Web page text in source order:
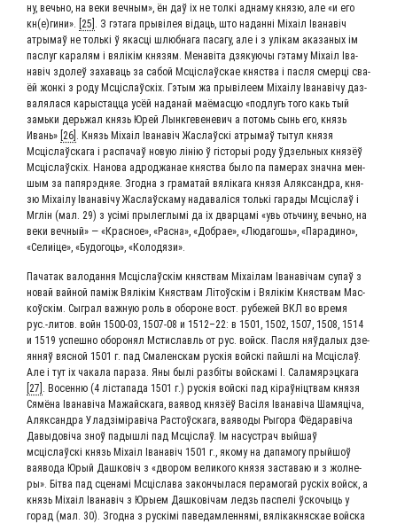
ну, вечь­но, на веки веч­ным», ён даў іх не тол­кі адна­му кня­зю, але «и его
кн(е)гини». [25] . З гэта­га пры­вілея віда­ць, што надан­ні Міхаіл Іва­навіч
атры­маў не толь­кі ў якас­ці шлюб­на­га паса­гу, але і з улі­кам ака­за­ных ім
пас­луг кара­лям і вялікім кня­зям. Менавіта дзя­ку­ю­чы гэта­му Міхаіл Іва­
навіч здо­леў заха­ва­ць за сабой Мсціслаўс­кае княст­ва і пас­ля смер­ці сва­
ёй жон­кі з роду Мсціслаўскіх. Гэтым жа пры­віле­ем Міхаі­лу Іва­наві­чу даз­
ва­ля­ла­ся кары­стац­ца усёй нада­най маё­мас­цю «под­лу­гь того какь тый
замь­ки дерь­жал князь Юрей Лынк­ге­ве­не­вич а потомь сынь его, князь
Ивань» [26] . Князь Міхаіл Іва­навіч Жаслаўскі атры­маў тытул кня­зя
Мсціслаўска­га і рас­па­чаў новую лінію ў гісто­рыі роду ўдзель­ных кня­зёў
Мсціслаўскіх. Нано­ва адрод­жа­нае княст­ва было па паме­рах знач­на мен­
шым за папяр­эд­няе. Згод­на з гра­ма­тай вяліка­га кня­зя Аляк­сандра, кня­
зю Міхаі­лу Іва­наві­чу Жаслаўс­ка­му нада­валі­ся толь­кі гара­ды Мсціслаў і
Мглін (мал. 29) з усі­мі пры­лег­лы­мі да іх двар­ца­мі «увь оть­чи­ну, вечь­но, на
веки веч­ный» — «Крас­ное», «Рас­на», «Добрае», «Люда­гошь», «Пара­ди­но»,
«Селиі­це», «Будо­го­ць», «Коло­дя­зи».
Пач­а­так вало­дан­ня Мсціслаўскім княст­вам Міхаі­лам Іва­наві­чам супаў з
новай вай­ной паміж Вялікім Княст­вам Літоўскім і Вялікім Княст­вам Мас­
коўскім. Сыг­рал важ­ную роль в обо­ро­не вост. ру­бе­жей ВКЛ во вре­мя
рус.-ли­тов. войн 1500-03, 1507-08 и 1512–22: в 1501, 1502, 1507, 1508, 1514
и 1519 ус­пеш­но обо­ро­нял Мсти­славль от рус. войск. Пас­ля няў­да­лых дзе­
ян­няў вяс­ной 1501 г. пад Сма­ленскам рус­кія вой­скі пай­шлі на Мсціслаў.
Але і тут іх чака­ла пара­за. Яны былі раз­біты вой­ска­мі І. Сала­мя­р­эц­ка­га
[27] . Восен­ню (4 ліста­па­да 1501 г.) рус­кія вой­скі пад кіраўніцтвам кня­зя
Сямё­на Іва­наві­ча Мажай­ска­га, ваявод кня­зёў Васі­ля Іва­наві­ча Шамя­ці­ча,
Аляк­сандра Улад­зі­міраві­ча Рас­тоўска­га, ваяво­ды Рыго­ра Фёда­раві­ча
Давы­до­ві­ча зноў падыш­лі пад Мсціслаў. Ім насу­страч вый­шаў
мсціслаўскі князь Міхаіл Іва­навіч 1501 г., яко­му на дапа­мо­гу прый­шоў
ваяво­да Юрый Даш­ко­віч з «дво­ром вели­ко­го кня­зя заста­ваю и з жол­не­
ры». Бітва пад сце­на­мі Мсці­сла­ва закон­чы­ла­ся пера­мо­гай рус­кіх войск, а
князь Міхаіл Іва­навіч з Юры­ем Даш­ко­ві­чам ледзь паспе­лі ўскочы­ць у
горад (мал. 30). Згод­на з рус­кі­мі паве­дам­лен­ня­мі, вялікак­няс­кае вой­ска